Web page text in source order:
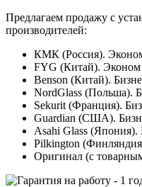
Предлагаем продажу с
производителей:
КМК (Россия).
FYG (Китай). Эконом
Benson (Китай).
NordGlass (Польша).
Sekurit (Франция).
Guardian (США).
Asahi Glass (Япония).
Pilkington
Оригинал (с